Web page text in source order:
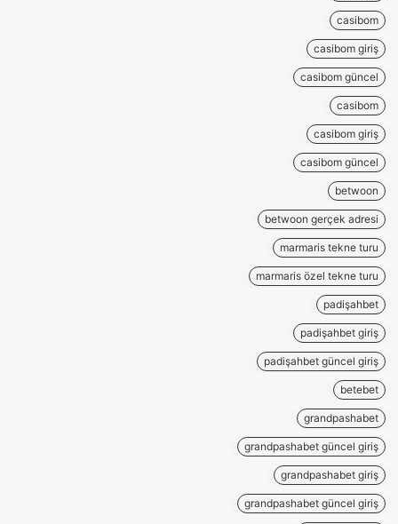
casibom
casibom giriş
casibom güncel
casibom
casibom giriş
casibom güncel
betwoon
betwoon gerçek adresi
marmaris tekne turu
marmaris özel tekne turu
padişahbet
padişahbet giriş
padişahbet güncel giriş
betebet
grandpashabet
grandpashabet güncel giriş
grandpashabet giriş
grandpashabet güncel giriş